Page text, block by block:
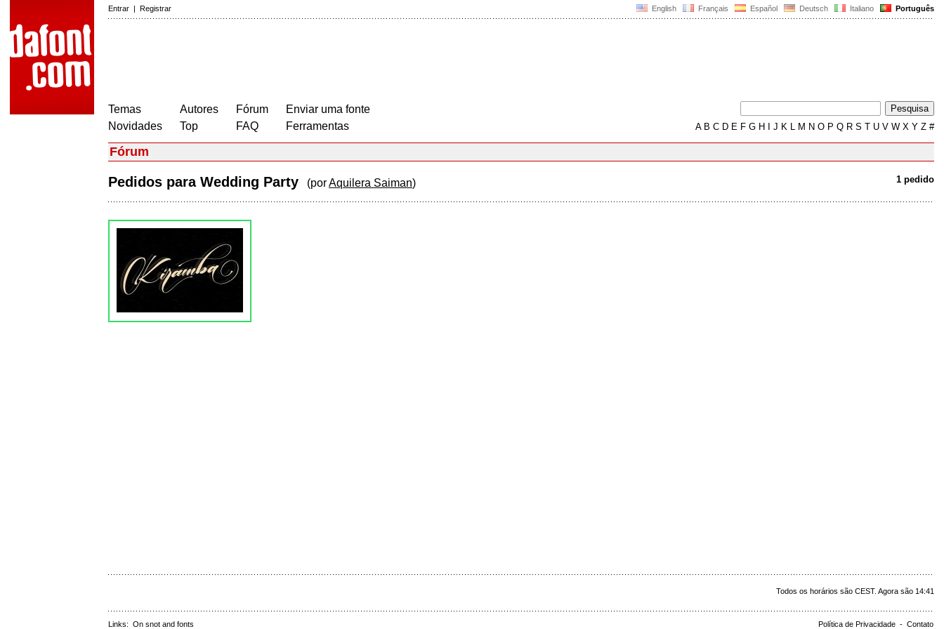
English Français Español Deutsch Italiano Português
Entrar | Registrar
Temas
Novidades
Autores
Top
Fórum
FAQ
Enviar uma fonte
Ferramentas
AB C D E F G H J K L M N O P Q R S T U V W X Y Z #
Fórum
1 pedido
Pedidos para Wedding Party (porAquilera Saiman)
Todos os horários são CEST. Agora são 14:41
Política de Privacidade - Contato
Links: On snot and fonts